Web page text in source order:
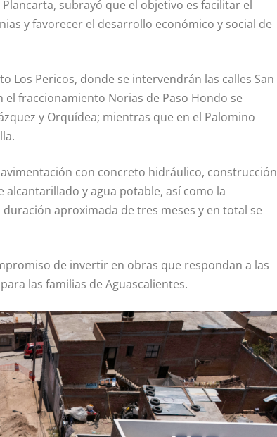
subrayó que el objetivo es facilitar el
y favorecer el desarrollo económico y social de
Los Pericos, donde se intervendrán las calles San
el fraccionamiento Norias de Paso Hondo se
y Orquídea; mientras que en el Palomino
con concreto hidráulico, construcción
y agua potable, así como la
aproximada de tres meses y en total se
de invertir en obras que respondan a las
las familias de Aguascalientes.